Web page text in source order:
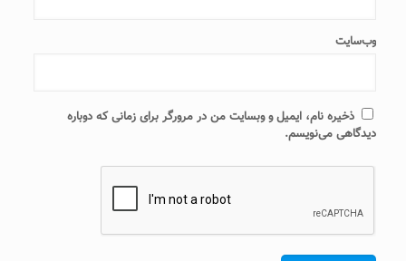
وب‌سایت
ذخیره نام، ایمیل و وبسایت من در مرورگر برای زمانی که دوباره
دیدگاهی می‌نویسم.